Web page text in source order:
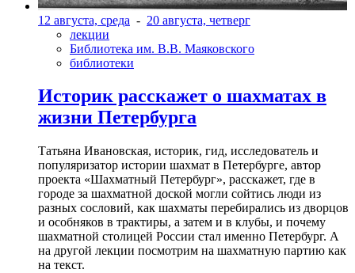
12 августа, среда - 20 августа, четверг
лекции
Библиотека им. В.В. Маяковского
библиотеки
Историк расскажет о шахматах в
жизни Петербурга
Татьяна Ивановская, историк, гид, исследователь и
популяризатор истории шахмат в Петербурге, автор
проекта «Шахматный Петербург», расскажет, где в
городе за шахматной доской могли сойтись люди из
разных сословий, как шахматы перебирались из дворцов
и особняков в трактиры, а затем и в клубы, и почему
шахматной столицей России стал именно Петербург. А
на другой лекции посмотрим на шахматную партию как
на текст.